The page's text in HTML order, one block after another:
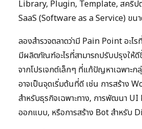
Library, Plugin, Template, สคริป
SaaS (Software as a Service) ขน
ลองสำรวจตลาดว่ามี Pain Point อะไ
มีผลิตภัณฑ์อะไรที่สามารถปรับปรุงให้ดี
จากโปรเจกต์เล็กๆ ที่แก้ปัญหาเฉพาะ
อาจเป็นจุดเริ่มต้นที่ดี เช่น การสร้าง
สำหรับธุรกิจเฉพาะทาง, การพัฒนา
ออกแบบ, หรือการสร้าง Bot สำหรับ